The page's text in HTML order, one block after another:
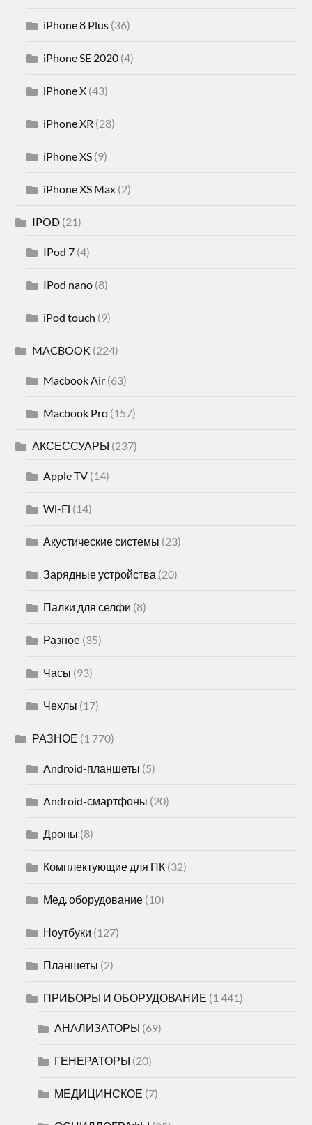
iPhone 8 Plus (36)
iPhone SE 2020 (4)
iPhone X (43)
iPhone XR (28)
iPhone XS (9)
iPhone XS Max (2)
IPOD (21)
IPod 7 (4)
IPod nano (8)
iPod touch (9)
MACBOOK (224)
Macbook Air (63)
Macbook Pro (157)
АКСЕССУАРЫ (237)
Apple TV (14)
Wi-Fi (14)
Акустические системы (23)
Зарядные устройства (20)
Палки для селфи (8)
Разное (35)
Часы (93)
Чехлы (17)
РАЗНОЕ (1 770)
Android-планшеты (5)
Android-смартфоны (20)
Дроны (8)
Комплектующие для ПК (32)
Мед. оборудование (10)
Ноутбуки (127)
Планшеты (2)
ПРИБОРЫ И ОБОРУДОВАНИЕ (1 441)
АНАЛИЗАТОРЫ (69)
ГЕНЕРАТОРЫ (20)
МЕДИЦИНСКОЕ (7)